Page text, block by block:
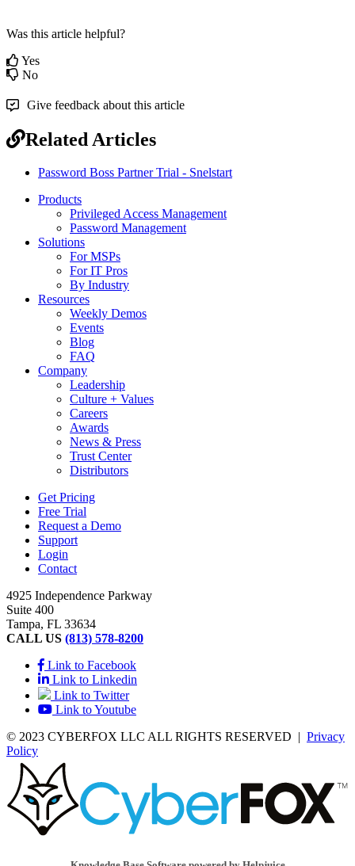
Was this article helpful?
Yes
No
Give feedback about this article
Related Articles
Password Boss Partner Trial - Snelstart
Products
Privileged Access Management
Password Management
Solutions
For MSPs
For IT Pros
By Industry
Resources
Weekly Demos
Events
Blog
FAQ
Company
Leadership
Culture + Values
Careers
Awards
News & Press
Trust Center
Distributors
Get Pricing
Free Trial
Request a Demo
Support
Login
Contact
4925 Independence Parkway
Suite 400
Tampa, FL 33634
CALL US (813) 578-8200
Link to Facebook
Link to Linkedin
Link to Twitter
Link to Youtube
© 2023 CYBERFOX LLC ALL RIGHTS RESERVED | Privacy
Policy